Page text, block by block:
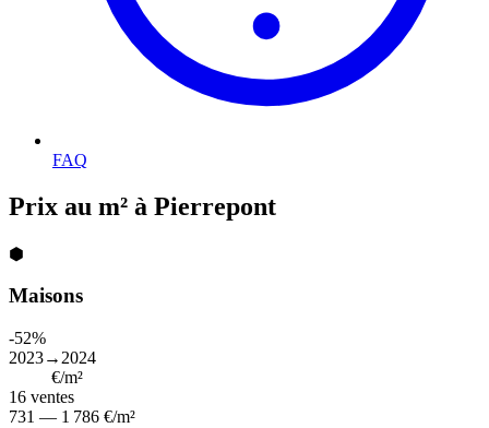
FAQ
Prix au m² à Pierrepont
⬢
Maisons
-52%
2023→2024
€/m²
16 ventes
731 — 1 786 €/m²